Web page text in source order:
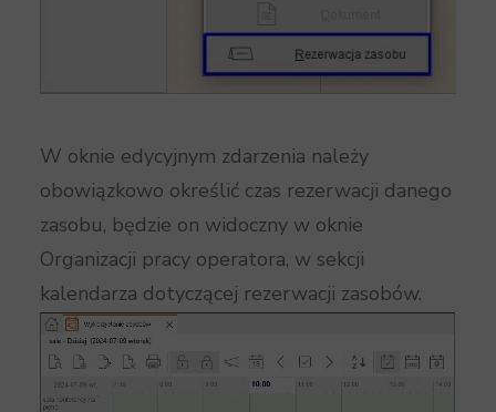
W oknie edycyjnym zdarzenia należy
obowiązkowo określić czas rezerwacji danego
zasobu, będzie on widoczny w oknie
Organizacji pracy operatora, w sekcji
kalendarza dotyczącej rezerwacji zasobów.